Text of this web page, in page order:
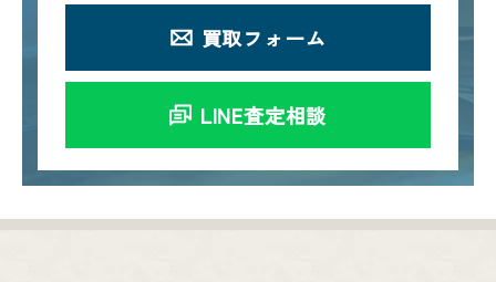
買取フォーム
LINE査定相談